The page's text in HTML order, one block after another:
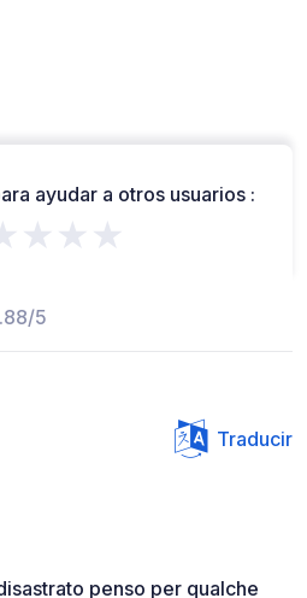
ayudar a otros usuarios :
5
Traducir
penso per qualche